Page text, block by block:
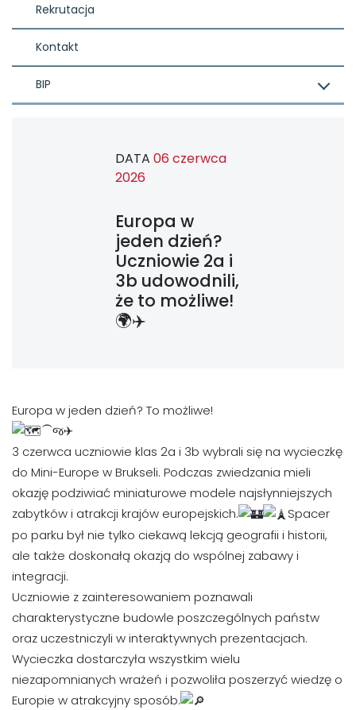
Rekrutacja
Kontakt
BIP
DATA 06 czerwca
2026
Europa w
jeden dzień?
Uczniowie 2a i
3b udowodnili,
że to możliwe!
🌍✈️
Europa w jeden dzień? To możliwe!
⁀જ✈︎
3 czerwca uczniowie klas 2a i 3b wybrali się na wycieczkę
do Mini-Europe w Brukseli. Podczas zwiedzania mieli
okazję podziwiać miniaturowe modele najsłynniejszych
zabytków i atrakcji krajów europejskich.
Spacer
po parku był nie tylko ciekawą lekcją geografii i historii,
ale także doskonałą okazją do wspólnej zabawy i
integracji.
Uczniowie z zainteresowaniem poznawali
charakterystyczne budowle poszczególnych państw
oraz uczestniczyli w interaktywnych prezentacjach.
Wycieczka dostarczyła wszystkim wielu
niezapomnianych wrażeń i pozwoliła poszerzyć wiedzę o
Europie w atrakcyjny sposób.